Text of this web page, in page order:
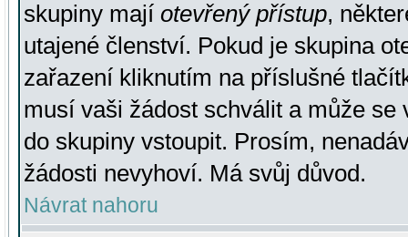
skupiny mají otevřený přístup,
utajené členství. Pokud je skupina
zařazení kliknutím na příslušné
musí vaši žádost schválit a může se
do skupiny vstoupit. Prosím,
žádosti nevyhoví. Má svůj důvod.
Návrat nahoru